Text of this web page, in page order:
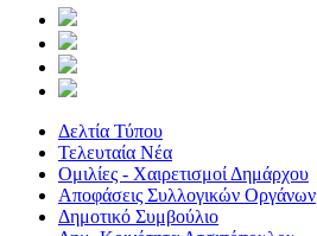
Δελτία Τύπου
Τελευταία Νέα
Ομιλίες - Χαιρετισμοί Δημάρχου
Αποφάσεις Συλλογικών Οργάνων
Δημοτικό Συμβούλιο